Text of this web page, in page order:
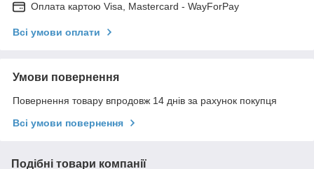
Оплата картою Visa, Mastercard - WayForPay
Всі умови оплати
Умови повернення
Повернення товару впродовж 14 днів за рахунок покупця
Всі умови повернення
Подібні товари компанії